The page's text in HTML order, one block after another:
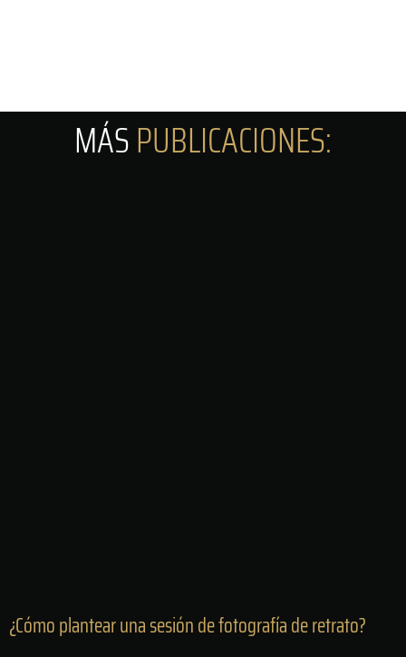
MÁSPUBLICACIONES:
¿Cómo plantear una sesión de fotografía de retrato?